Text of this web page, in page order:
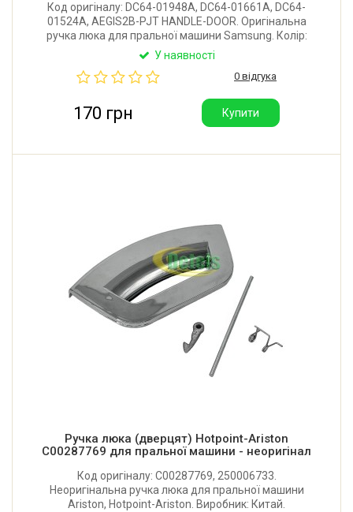
Код оригіналу: DC64-01948A, DC64-01661A, DC64-
01524A, AEGIS2B-PJT HANDLE-DOOR. Оригінальна
ручка люка для пральної машини Samsung. Колір:
білий.
У наявності
0 відгука
170 грн Купити
Ручка люка (дверцят) Hotpoint-Ariston
C00287769 для пральної машини - неоригінал
Код оригіналу: C00287769, 250006733.
Неоригінальна ручка люка для пральної машини
Ariston, Hotpoint-Ariston. Виробник: Китай.